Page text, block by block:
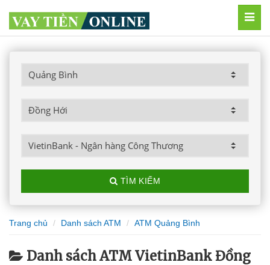
TÌM KIẾM
Trang chủ Danh sách ATM ATM Quảng Bình
Danh sách ATM VietinBank Đồng